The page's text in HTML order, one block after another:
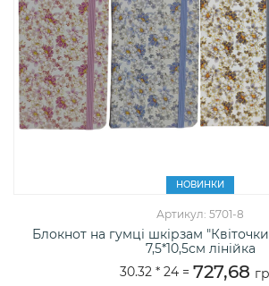
НОВИНКИ
Артикул: 5701-8
Блокнот на гумці шкірзам
7,5*10,5см лінійка
30.32 * 24 = 727,68